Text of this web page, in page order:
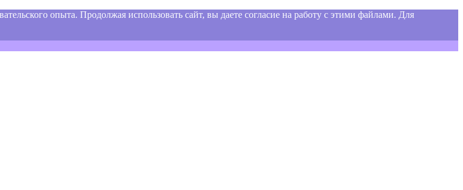
опыта. Продолжая использовать сайт, вы даете согласие на работу с этими файлами. Для